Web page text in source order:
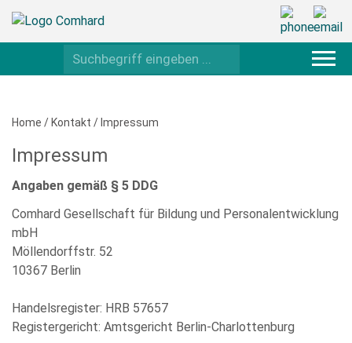
Home / Kontakt / Impressum
Impressum
Angaben gemäß § 5 DDG
Comhard Gesellschaft für Bildung und Personalentwicklung
mbH
Möllendorffstr. 52
10367 Berlin
Handelsregister: HRB 57657
Registergericht: Amtsgericht Berlin-Charlottenburg